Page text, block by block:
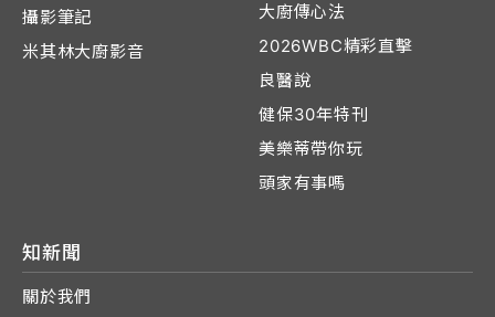
攝影筆記
米其林大廚影音
大廚傳心法
2026WBC精彩直擊
良醫說
健保30年特刊
美樂蒂帶你玩
頭家有事嗎
知新聞
關於我們